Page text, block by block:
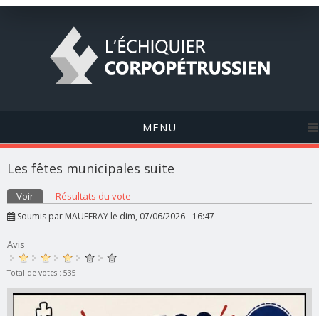
MENU
Les fêtes municipales suite
Onglets principaux
Voir (onglet actif)
Résultats du vote
Soumis par MAUFFRAY le dim, 07/06/2026 - 16:47
Avis
Total de votes : 535